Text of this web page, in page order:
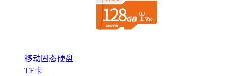
移动固态硬盘
TF卡